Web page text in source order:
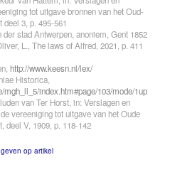
tot uitgave bronnen van het Oud-
3, p. 495-561
der stad Antwerpen, anoniem, Gent 1852
L., The laws of Alfred, 2021, p. 411
http://www.keesn.nl/lex/
Historica,
mgh_ll_5/index.htm#page/103/mode/1up
van Ter Horst, in: Verslagen en
vereeniging tot uitgave van het Oude
deel V, 1909, p. 118-142
op artikel